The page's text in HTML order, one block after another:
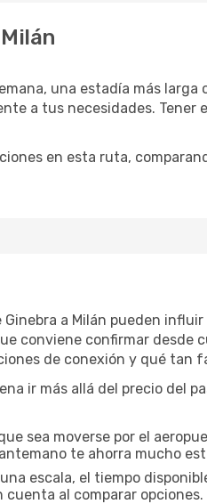
una estadía más
a tus necesidades.
en esta ruta,
a Milán pueden
conviene confirmar desde
de conexión y qué tan
ir más allá del precio
sea moverse por el
te ahorra mucho
escala, el tiempo
cuenta al comparar opciones.